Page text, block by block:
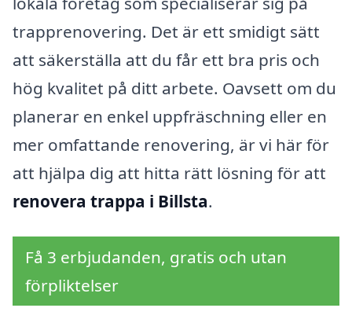
trapprenovering. Det är ett smidigt sätt
att säkerställa att du får ett bra pris och
hög kvalitet på ditt arbete. Oavsett om du
planerar en enkel uppfräschning eller en
mer omfattande renovering, är vi här för
att hjälpa dig att hitta rätt lösning för att
renovera trappa i Billsta.
Få 3 erbjudanden, gratis och utan
förpliktelser